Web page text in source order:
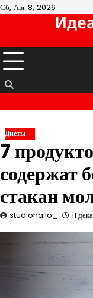
Перейти
Сб, Авг 8, 2026
Диеты
7
содержат
стакан
studiohallo_ 11